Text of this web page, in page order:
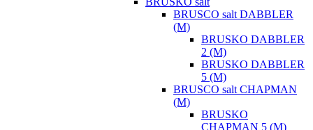
BRUSCO salt DABBLER
(М)
BRUSKO DABBLER
2 (М)
BRUSKO DABBLER
5 (М)
BRUSCO salt CHAPMAN
(M)
BRUSKO
CHAPMAN 5 (M)